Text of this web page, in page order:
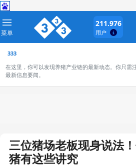
菜单
211.976
用户
333
在这里，你可以发现养猪产业链的最新动态。你只需
最新信息要闻。
三位猪场老板现身说法
猪有这些讲究